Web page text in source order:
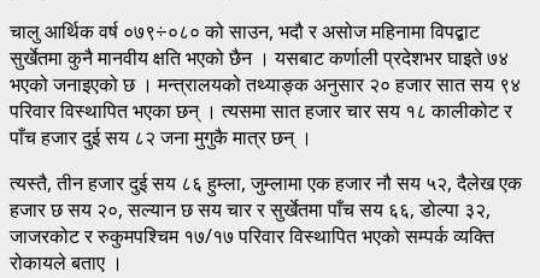
चालु आर्थिक वर्ष ०७९÷०८० को साउन, भदौ र असोज महिनामा विपद्बाट
सुर्खेतमा कुनै मानवीय क्षति भएको छैन । यसबाट कर्णाली प्रदेशभर घाइते ७४
भएको जनाइएको छ । मन्त्रालयको तथ्याङ्क अनुसार २० हजार सात सय ९४
परिवार विस्थापित भएका छन् । त्यसमा सात हजार चार सय १८ कालीकोट र
पाँच हजार दुई सय ८२ जना मुगुकै मात्र छन् ।
त्यस्तै, तीन हजार दुई सय ८६ हुम्ला, जुम्लामा एक हजार नौ सय ५२, दैलेख एक
हजार छ सय २०, सल्यान छ सय चार र सुर्खेतमा पाँच सय ६६, डोल्पा ३२,
जाजरकोट र रुकुमपश्चिम १७/१७ परिवार विस्थापित भएको सम्पर्क व्यक्ति
रोकायले बताए ।